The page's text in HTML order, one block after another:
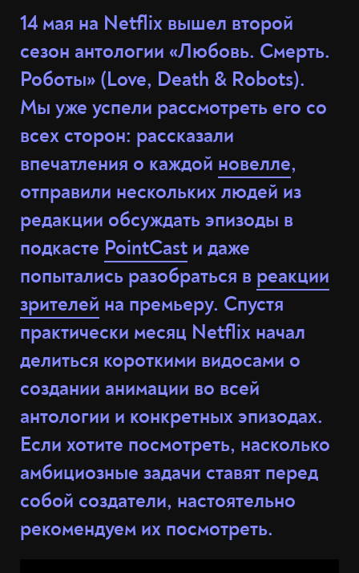
14 мая на Netflix вышел второй
сезон антологии «Любовь. Смерть.
Роботы» (Love, Death & Robots).
Мы уже успели рассмотреть его со
всех сторон: рассказали
впечатления о каждой новелле,
отправили нескольких людей из
редакции обсуждать эпизоды в
подкасте PointCast и даже
попытались разобраться в реакции
зрителей на премьеру. Спустя
практически месяц Netflix начал
делиться короткими видосами о
создании анимации во всей
антологии и конкретных эпизодах.
Если хотите посмотреть, насколько
амбициозные задачи ставят перед
собой создатели, настоятельно
рекомендуем их посмотреть.